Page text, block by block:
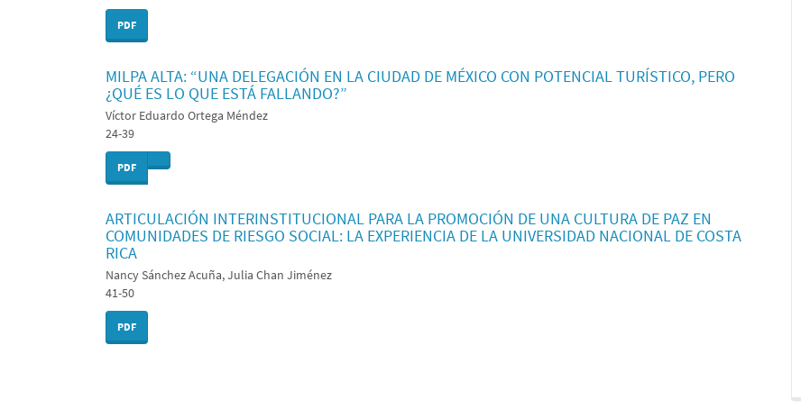
PDF
MILPA ALTA: “UNA DELEGACIÓN EN LA CIUDAD DE MÉXICO CON POTENCIAL TURÍSTICO, PERO
¿QUÉ ES LO QUE ESTÁ FALLANDO?”
Víctor Eduardo Ortega Méndez
24-39
PDF
ARTICULACIÓN INTERINSTITUCIONAL PARA LA PROMOCIÓN DE UNA CULTURA DE PAZ EN
COMUNIDADES DE RIESGO SOCIAL: LA EXPERIENCIA DE LA UNIVERSIDAD NACIONAL DE COSTA
RICA
Nancy Sánchez Acuña, Julia Chan Jiménez
41-50
PDF